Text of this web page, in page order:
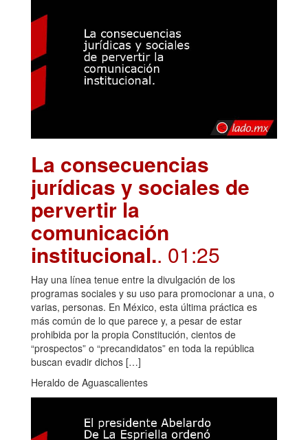
La consecuencias
jurídicas y sociales de
pervertir la
comunicación
institucional.. 01:25
Hay una línea tenue entre la divulgación de los
programas sociales y su uso para promocionar a una, o
varias, personas. En México, esta última práctica es
más común de lo que parece y, a pesar de estar
prohibida por la propia Constitución, cientos de
“prospectos” o “precandidatos” en toda la república
buscan evadir dichos […]
Heraldo de Aguascalientes